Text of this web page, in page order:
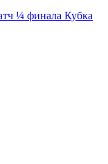
¼ финала Кубка